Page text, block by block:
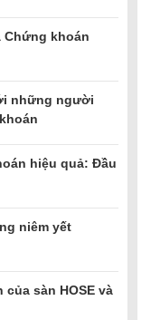
Chứng khoán
những người
hiệu quả: Đầu
niêm yết
sàn HOSE và